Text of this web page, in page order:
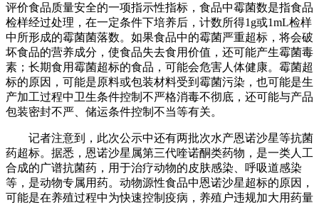
评价食品质量安全的一项指示性指标，食品中霉菌数是指食品
检样经过处理，在一定条件下培养后，计数所得1g或1mL检样
中所形成的霉菌菌落数。如果食品中的霉菌严重超标，将会破
坏食品的营养成分，使食品失去食用价值，还可能产生霉菌毒
素；长期食用霉菌超标的食品，可能会危害人体健康。霉菌超
标的原因，可能是原料或包装材料受到霉菌污染，也可能是生
产加工过程中卫生条件控制不严格消毒不彻底，还可能与产品
包装密封不严、储运条件控制不当等有关。
记者注意到，此次公示中还有两批次水产恩诺沙星等抗菌
药超标。据悉，恩诺沙星属第三代喹诺酮类药物，是一类人工
合成的广谱抗菌药，用于治疗动物的皮肤感染、呼吸道感染
等，是动物专属用药。动物源性食品中恩诺沙星超标的原因，
可能是在养殖过程中为快速控制疫病，养殖户违规加大用药量